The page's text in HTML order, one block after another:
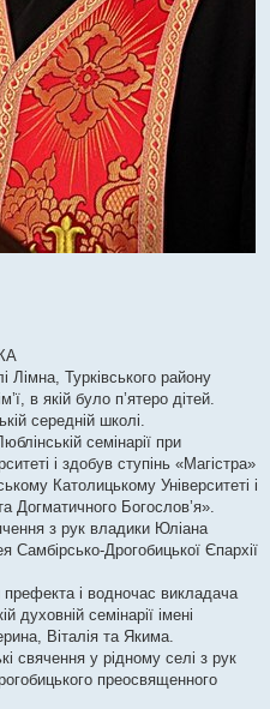
Лімна, Турківського району
в якій було п’ятеро дітей.
середній школі.
семінарії при
і здобув ступінь «Магістра»
Католицькому Університеті і
Догматичного Богослов’я».
з рук владики Юліана
Самбірсько-Дрогобицької Єпархії
префекта і водночас викладача
духовній семінарії імені
Віталія та Якима.
свячення у рідному селі з рук
преосвященного